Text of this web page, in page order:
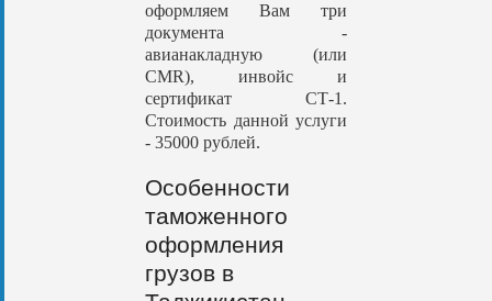
оформляем Вам три
документа -
авианакладную (или
CMR), инвойс и
сертификат СТ-1.
Стоимость данной услуги
- 35000 рублей.
Особенности
таможенного
оформления
грузов в